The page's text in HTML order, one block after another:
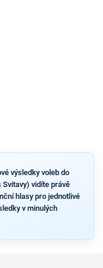
výsledky voleb do
vidíte právě
hlasy pro jednotlivé
v minulých